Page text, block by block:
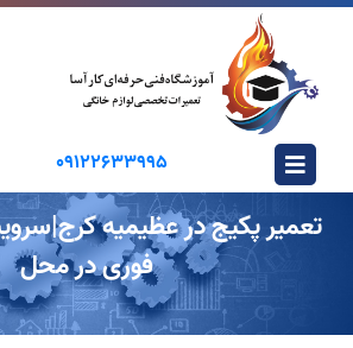
09122633995
تعمیر پکیج در عظیمیه
فوری در محل